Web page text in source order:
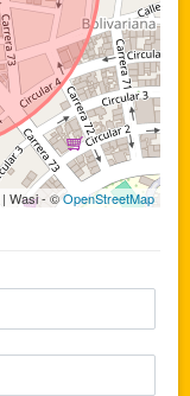
| Wasi - ©OpenStreetMap